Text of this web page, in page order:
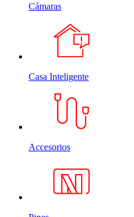
Cámaras
Casa Inteligente
Accesorios